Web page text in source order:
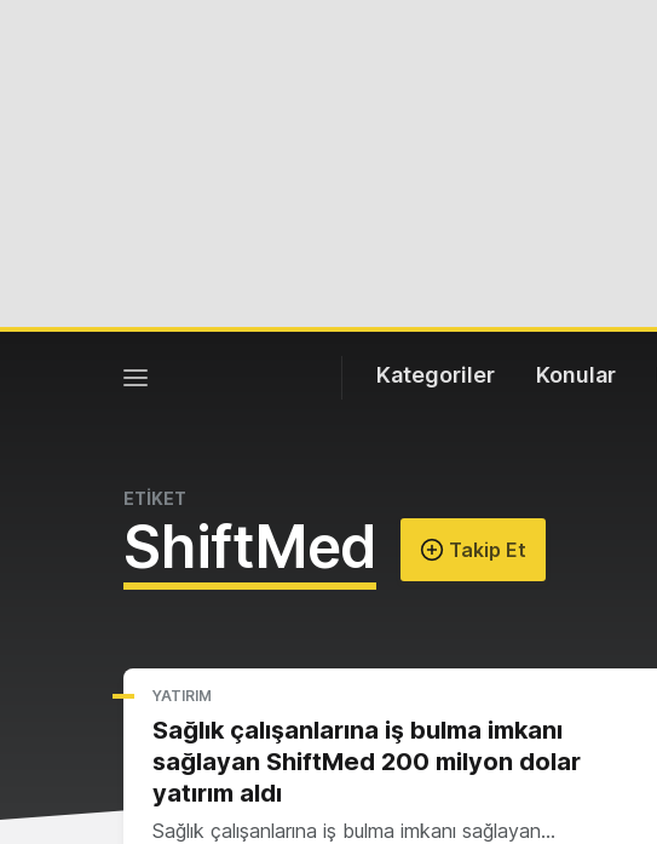
Kategoriler Konular
ETİKET
ShiftMed Takip Et
YATIRIM
Sağlık çalışanlarına iş bulma imkanı
sağlayan ShiftMed 200 milyon dolar
yatırım aldı
Sağlık çalışanlarına iş bulma imkanı sağlayan…